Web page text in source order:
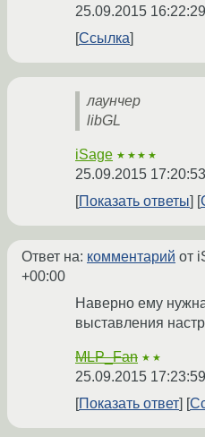
25.09.2015
Ссылка
лаунчер
libGL
iSage ★★★★
25.09.2015
Показать ответы
Ответ на: комментарий от
+00:00
Наверно ему
выставления
MLP_Fan ★★
25.09.2015
Показать ответ